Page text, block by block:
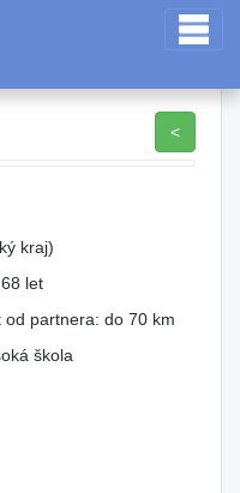
<
kraj)
let
partnera: do 70 km
škola